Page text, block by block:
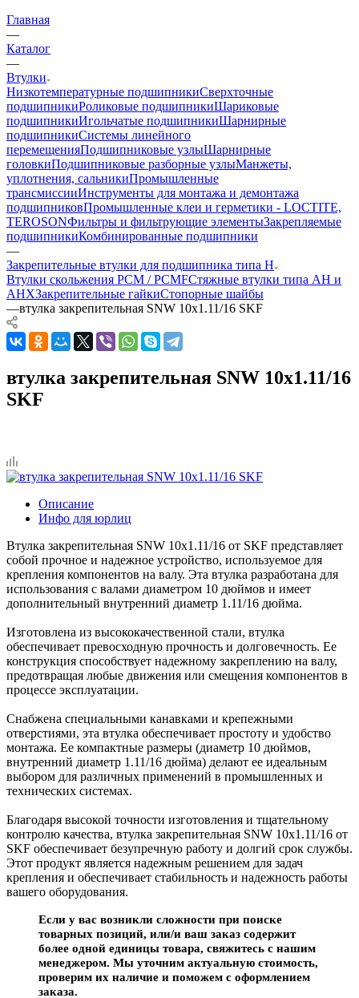
Главная
—
Каталог
—
Втулки
Низкотемпературные подшипникиСверхточные
подшипникиРоликовые подшипникиШариковые
подшипникиИгольчатые подшипникиШарнирные
подшипникиСистемы линейного
перемещенияПодшипниковые узлыШарнирные
головкиПодшипниковые разборные узлыМанжеты,
уплотнения, сальникиПромышленные
трансмиссииИнструменты для монтажа и демонтажа
подшипниковПромышленные клеи и герметики - LOCTITE,
TEROSONФильтры и фильтрующие элементыЗакрепляемые
подшипникиКомбинированные подшипники
—
Закрепительные втулки для подшипника типа H
Втулки скольжения PCM / PCMFСтяжные втулки типа AH и
AHXЗакрепительные гайкиСтопорные шайбы
—втулка закрепительная SNW 10x1.11/16 SKF
втулка закрепительная SNW 10x1.11/16
SKF
Описание
Инфо для юрлиц
Втулка закрепительная SNW 10x1.11/16 от SKF представляет
собой прочное и надежное устройство, используемое для
крепления компонентов на валу. Эта втулка разработана для
использования с валами диаметром 10 дюймов и имеет
дополнительный внутренний диаметр 1.11/16 дюйма.
Изготовлена из высококачественной стали, втулка
обеспечивает превосходную прочность и долговечность. Ее
конструкция способствует надежному закреплению на валу,
предотвращая любые движения или смещения компонентов в
процессе эксплуатации.
Снабжена специальными канавками и крепежными
отверстиями, эта втулка обеспечивает простоту и удобство
монтажа. Ее компактные размеры (диаметр 10 дюймов,
внутренний диаметр 1.11/16 дюйма) делают ее идеальным
выбором для различных применений в промышленных и
технических системах.
Благодаря высокой точности изготовления и тщательному
контролю качества, втулка закрепительная SNW 10x1.11/16 от
SKF обеспечивает безупречную работу и долгий срок службы.
Этот продукт является надежным решением для задач
крепления и обеспечивает стабильность и надежность работы
вашего оборудования.
Если у вас возникли сложности при поиске
товарных позиций, или/и ваш заказ содержит
более одной единицы товара, свяжитесь с нашим
менеджером. Мы уточним актуальную стоимость,
проверим их наличие и поможем с оформлением
заказа.